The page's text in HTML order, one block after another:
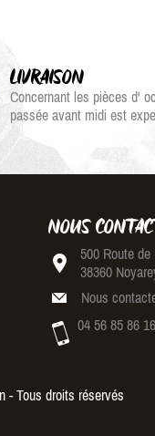
LIVRAISON
Concernant les pièces d'
passée avant midi est
NOUS
500 Route de
38360
Nous
04 56 85 86 16
- Tous droits réservés